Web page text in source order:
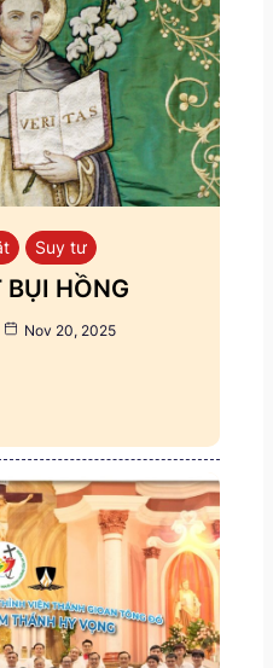
Suy tư
HỒNG
Nov 20, 2025